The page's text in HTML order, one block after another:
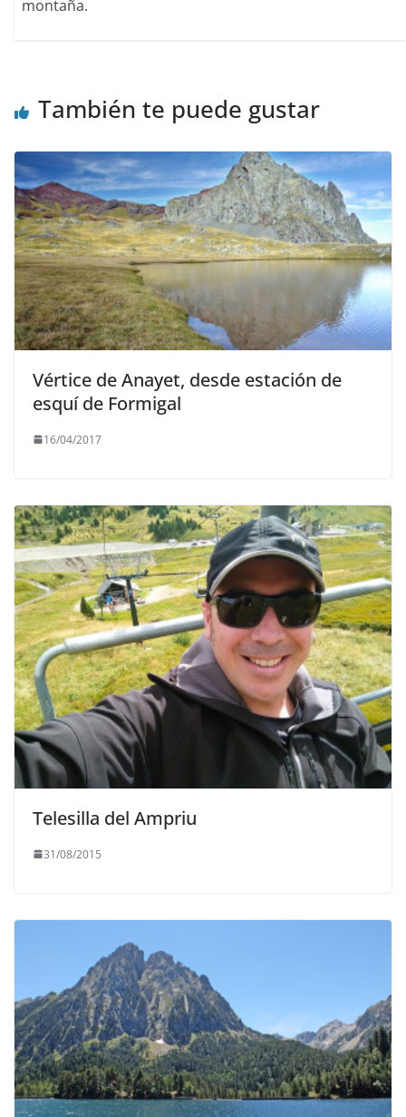
montaña.
También te puede gustar
Vértice de Anayet, desde estación de
esquí de Formigal
16/04/2017
Telesilla del Ampriu
31/08/2015